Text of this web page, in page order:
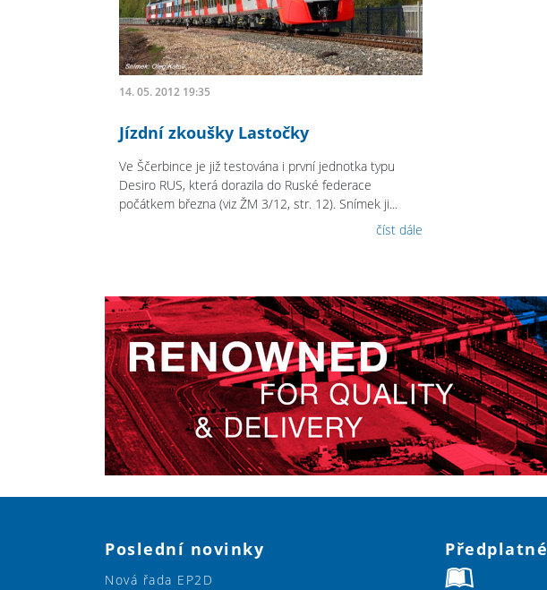
14. 05. 2012 19:35
Jízdní zkoušky Lastočky
Ve Ščerbince je již testována i první jednotka typu
Desiro RUS, která dorazila do Ruské federace
počátkem března (viz ŽM 3/12, str. 12). Snímek ji...
číst dále
Poslední novinky
Nová řada EP2D
Předplatné